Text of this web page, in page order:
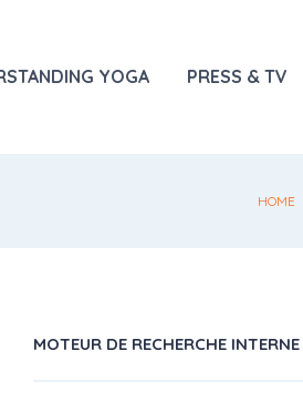
YOGA PRESS & TV
HOME
MOTEUR DE RECHERCHE INTERNE